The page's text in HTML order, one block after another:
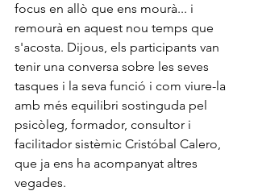
focus en allò que ens mourà... i
remourà en aquest nou temps que
s'acosta. Dijous, els participants van
tenir una conversa sobre les seves
tasques i la seva funció i com viure-la
amb més equilibri sostinguda pel
psicòleg, formador, consultor i
facilitador sistèmic Cristóbal Calero,
que ja ens ha acompanyat altres
vegades.